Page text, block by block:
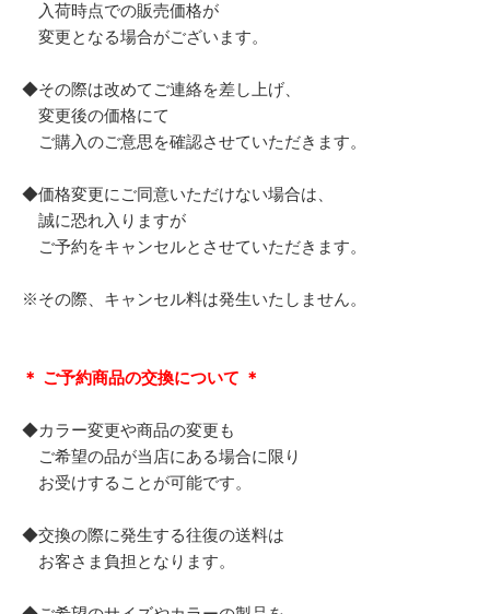
入荷時点での販売価格が
変更となる場合がございます。
◆その際は改めてご連絡を差し上げ、
変更後の価格にて
ご購入のご意思を確認させていただきます。
◆価格変更にご同意いただけない場合は、
誠に恐れ入りますが
ご予約をキャンセルとさせていただきます。
※その際、キャンセル料は発生いたしません。
＊ ご予約商品の交換について ＊
◆カラー変更や商品の変更も
ご希望の品が当店にある場合に限り
お受けすることが可能です。
◆交換の際に発生する往復の送料は
お客さま負担となります。